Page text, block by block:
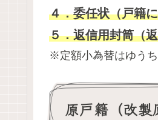
４．委任状（戸籍
５．返信用封筒（
※定額小為替はゆうち
原戸籍（改製